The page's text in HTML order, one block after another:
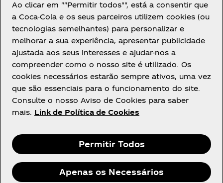
Definições de cookies
Aviso de Cookies
Declaração de
Acessibilidade
Ao clicar em ""Permitir todos"", está a consentir que
a Coca-Cola e os seus parceiros utilizem cookies (ou
tecnologias semelhantes) para personalizar e
melhorar a sua experiência, apresentar publicidade
ajustada aos seus interesses e ajudar-nos a
compreender como o nosso site é utilizado. Os
cookies necessários estarão sempre ativos, uma vez
que são essenciais para o funcionamento do site.
Consulte o nosso Aviso de Cookies para saber
mais. Link de Política de Cookies
Permitir Todos
Apenas os Necessários